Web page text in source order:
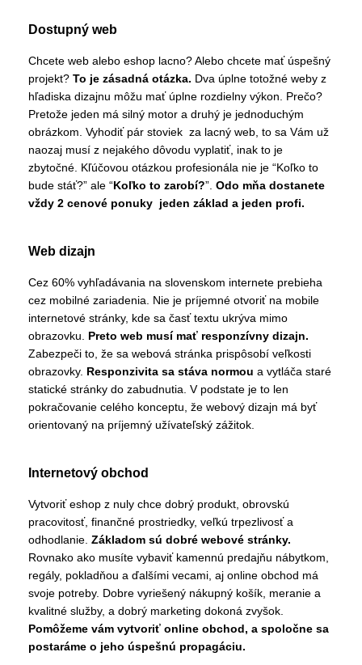
Dostupný web
Chcete web alebo eshop lacno? Alebo chcete mať úspešný
projekt? To je zásadná otázka. Dva úplne totožné weby z
hľadiska dizajnu môžu mať úplne rozdielny výkon. Prečo?
Pretože jeden má silný motor a druhý je jednoduchým
obrázkom. Vyhodiť pár stoviek za lacný web, to sa Vám už
naozaj musí z nejakého dôvodu vyplatiť, inak to je
zbytočné. Kľúčovou otázkou profesionála nie je “Koľko to
bude stáť?” ale “Koľko to zarobí?”. Odo mňa dostanete
vždy 2 cenové ponuky jeden základ a jeden profi.
Web dizajn
Cez 60% vyhľadávania na slovenskom internete prebieha
cez mobilné zariadenia. Nie je príjemné otvoriť na mobile
internetové stránky, kde sa časť textu ukrýva mimo
obrazovku. Preto web musí mať responzívny dizajn.
Zabezpeči to, že sa webová stránka prispôsobí veľkosti
obrazovky. Responzivita sa stáva normou a vytláča staré
statické stránky do zabudnutia. V podstate je to len
pokračovanie celého konceptu, že webový dizajn má byť
orientovaný na príjemný užívateľský zážitok.
Internetový obchod
Vytvoriť eshop z nuly chce dobrý produkt, obrovskú
pracovitosť, finančné prostriedky, veľkú trpezlivosť a
odhodlanie. Základom sú dobré webové stránky.
Rovnako ako musíte vybaviť kamennú predajňu nábytkom,
regály, pokladňou a ďalšími vecami, aj online obchod má
svoje potreby. Dobre vyriešený nákupný košík, meranie a
kvalitné služby, a dobrý marketing dokoná zvyšok.
Pomôžeme vám vytvoriť online obchod, a spoločne sa
postaráme o jeho úspešnú propagáciu.